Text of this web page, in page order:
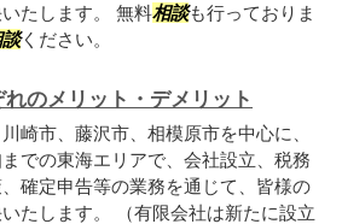
たします。 無料相談も行っておりま
ください。
のメリット・デメリット
崎市、藤沢市、相模原市を中心に、
での東海エリアで、会社設立、税務
確定申告等の業務を通じて、皆様の
たします。 （有限会社は新たに設立